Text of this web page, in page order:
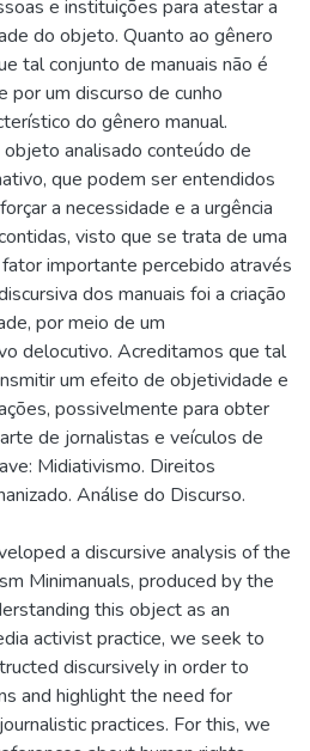
e instituições para atestar a
do objeto. Quanto ao gênero
tal conjunto de manuais não é
por um discurso de cunho
do gênero manual.
analisado conteúdo de
que podem ser entendidos
a necessidade e a urgência
visto que se trata de uma
importante percebido através
dos manuais foi a criação
por meio de um
delocutivo. Acreditamos que tal
um efeito de objetividade e
possivelmente para obter
de jornalistas e veículos de
Midiativismo. Direitos
Análise do Discurso.
a discursive analysis of the
Minimanuals, produced by the
this object as an
activist practice, we seek to
discursively in order to
and highlight the need for
practices. For this, we